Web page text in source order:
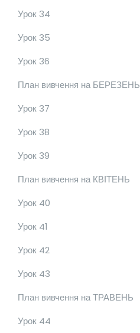
Урок 34
Урок 35
Урок 36
План вивчення на БЕРЕЗЕНЬ
Урок 37
Урок 38
Урок 39
План вивчення на КВІТЕНЬ
Урок 40
Урок 41
Урок 42
Урок 43
План вивчення на ТРАВЕНЬ
Урок 44